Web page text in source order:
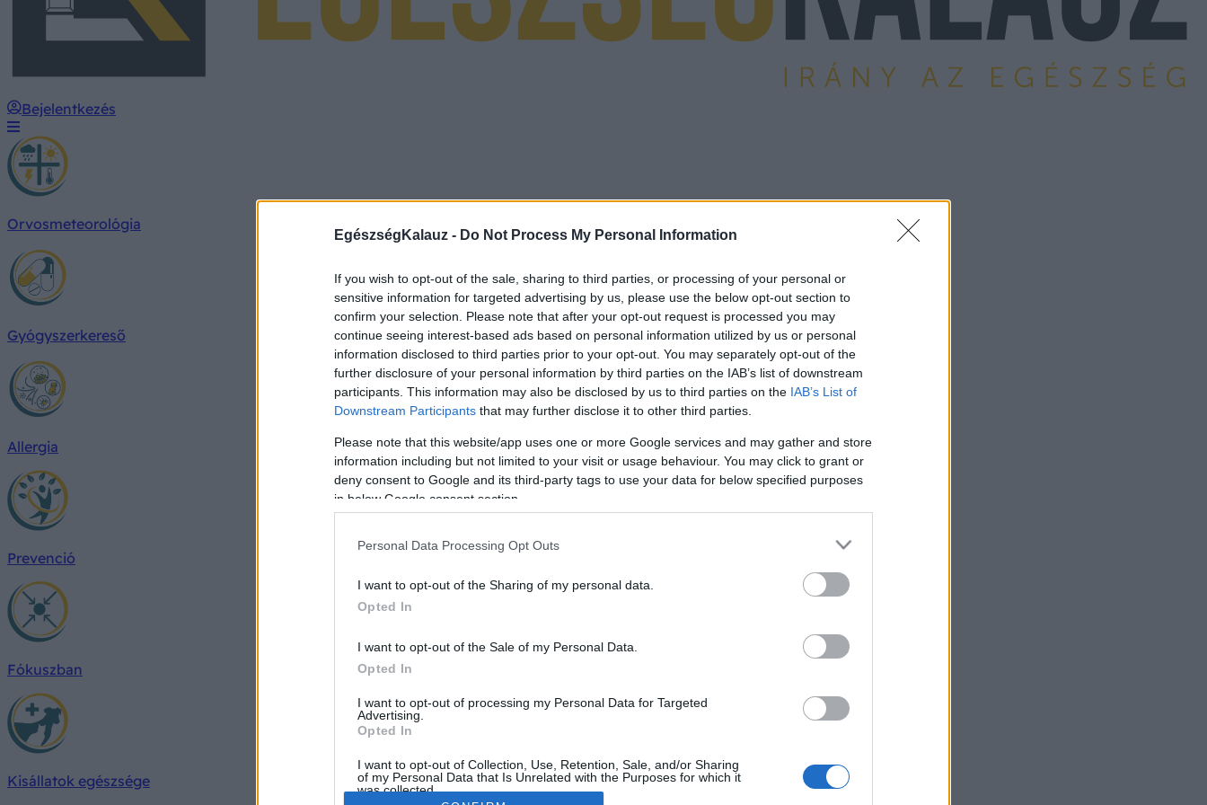
EgészségKalauz - Do Not Process My Personal Information
If you wish to opt-out of the sale, sharing to third parties, or processing of your personal or
sensitive information for targeted advertising by us, please use the below opt-out section to
confirm your selection. Please note that after your opt-out request is processed you may
continue seeing interest-based ads based on personal information utilized by us or personal
information disclosed to third parties prior to your opt-out. You may separately opt-out of the
further disclosure of your personal information by third parties on the IAB’s list of downstream
participants. This information may also be disclosed by us to third parties on the IAB’s List of
Downstream Participants that may further disclose it to other third parties.
Please note that this website/app uses one or more Google services and may gather and store
information including but not limited to your visit or usage behaviour. You may click to grant or
deny consent to Google and its third-party tags to use your data for below specified purposes
in below Google consent section.
Personal Data Processing Opt Outs
I want to opt-out of the Sharing of my personal data.
Opted In
I want to opt-out of the Sale of my Personal Data.
Opted In
I want to opt-out of processing my Personal Data for Targeted
Advertising.
Opted In
I want to opt-out of Collection, Use, Retention, Sale, and/or Sharing
of my Personal Data that Is Unrelated with the Purposes for which it
was collected.
Bejelentkezés
Orvosmeteorológia
Gyógyszerkereső
Allergia
Prevenció
Fókuszban
Kisállatok egészsége